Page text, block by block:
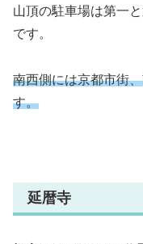
山頂の駐車場は第一と
です。
南西側には京都市街
す。
延暦寺